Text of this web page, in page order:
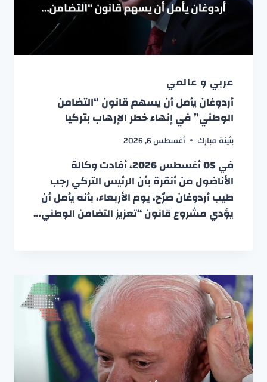
عربي و عالمي
أردوغان يأمل أن يسهم قانون “التضامن
الوطني” في إنهاء خطر الإرهاب بتركيا
بثينة مبارك أغسطس 6, 2026
في 05 أغسطس 2026، أفادت وكالة
الأناضول من أنقرة بأن الرئيس التركي رجب
طيب أردوغان صرّح، يوم الأربعاء، بأنه يأمل أن
يؤدي مشروع قانون “تعزيز التضامن الوطني…